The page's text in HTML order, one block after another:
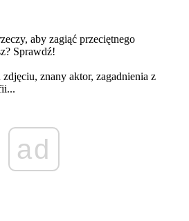
aby zagiąć przeciętnego
Sprawdź!
znany aktor, zagadnienia z
ad